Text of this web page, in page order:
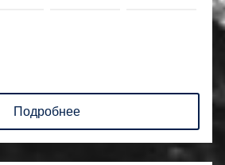
Подробнее